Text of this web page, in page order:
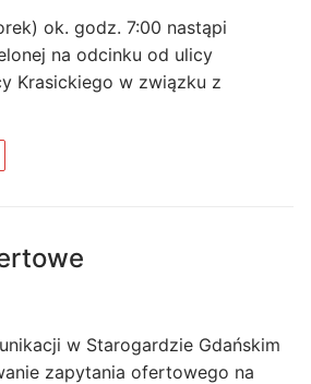
ok. godz. 7:00 nastąpi
na odcinku od ulicy
Krasickiego w związku z
w Starogardzie Gdańskim
zapytania ofertowego na